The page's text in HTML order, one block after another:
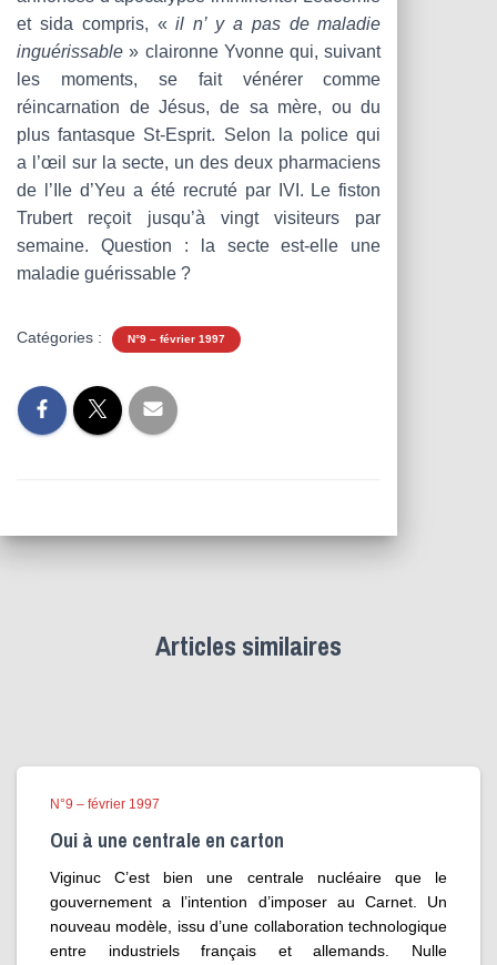
et sida compris, «il n’ y a pas de maladie
inguérissable » claironne Yvonne qui, suivant
les moments, se fait vénérer comme
réincarnation de Jésus, de sa mère, ou du
plus fantasque St-Esprit. Selon la police qui
a l’œil sur la secte, un des deux pharmaciens
de l’Ile d’Yeu a été recruté par IVI. Le fiston
Trubert reçoit jusqu’à vingt visiteurs par
semaine. Question : la secte est-elle une
maladie guérissable ?
Catégories : N°9 – février 1997
Articles similaires
N°9 – février 1997
Oui à une centrale en carton
Viginuc C’est bien une centrale nucléaire que le
gouvernement a l’intention d’imposer au Carnet. Un
nouveau modèle, issu d’une collaboration technologique
entre industriels français et allemands. Nulle